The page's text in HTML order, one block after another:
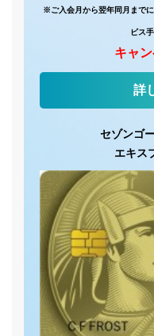
※ご入会月から翌年同月まで
ビス
キャ
詳
セゾンゴ
エキス